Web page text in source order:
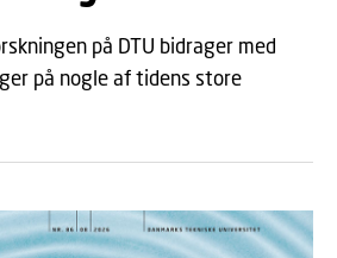
på DTU bidrager med
på nogle af tidens store